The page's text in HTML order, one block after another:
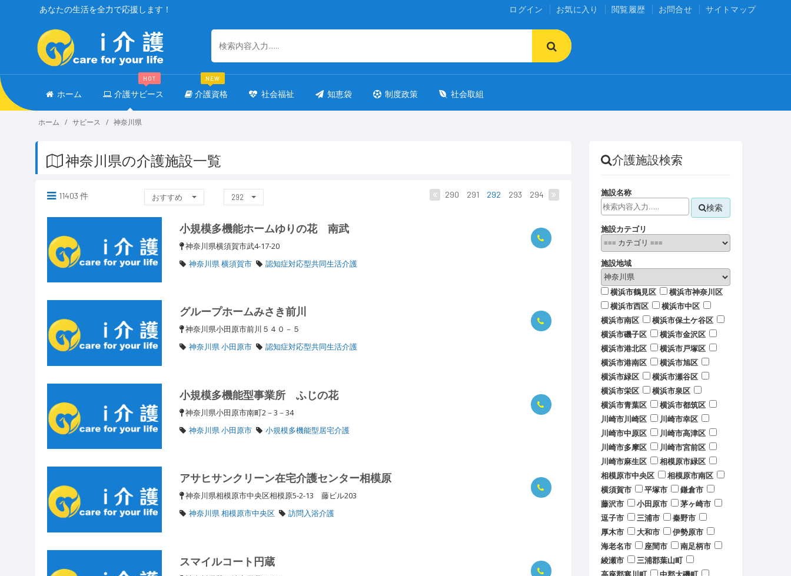
ログイン お気に入り 閲覧履歴 お問合せ サイトマップ
あなたの生活を全力で応援します！
ホーム 介護サビース
HOT
介護資格
NEW
社会福祉 知恵袋 制度政策 社会取組
ホーム サビース 神奈川県
神奈川県の介護施設一覧
11403 件 おすすめ 292 290 291 292 293 294
小規模多機能ホームゆりの花 南武
神奈川県横須賀市武4-17-20
神奈川県 横須賀市
認知症対応型共同生活介護
グループホームみさき前川
神奈川県小田原市前川５４０－５
神奈川県 小田原市
認知症対応型共同生活介護
小規模多機能型事業所 ふじの花
神奈川県小田原市南町2－3－34
神奈川県 小田原市
小規模多機能型居宅介護
アサヒサンクリーン在宅介護センター相模原
神奈川県相模原市中央区相模原5-2-13 藤ビル203
神奈川県 相模原市中央区
訪問入浴介護
スマイルコート円蔵
介護施設検索
施設名称
検索
施設カテゴリ
施設地域
横浜市鶴見区
横浜市神奈川区
横浜市西区
横浜市中区
横浜市南区
横浜市保土ケ谷区
横浜市磯子区
横浜市金沢区
横浜市港北区
横浜市戸塚区
横浜市港南区
横浜市旭区
横浜市緑区
横浜市瀬谷区
横浜市栄区
横浜市泉区
横浜市青葉区
横浜市都筑区
川崎市川崎区
川崎市幸区
川崎市中原区
川崎市高津区
川崎市多摩区
川崎市宮前区
川崎市麻生区
相模原市緑区
相模原市中央区
相模原市南区
横須賀市
平塚市
鎌倉市
藤沢市
小田原市
茅ヶ崎市
逗子市
三浦市
秦野市
厚木市
大和市
伊勢原市
海老名市
座間市
南足柄市
綾瀬市
三浦郡葉山町
高座郡寒川町
中郡大磯町